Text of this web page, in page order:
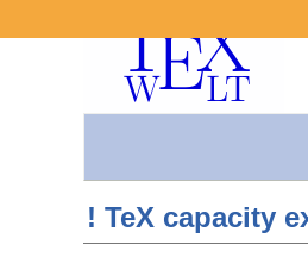
! TeX capacity